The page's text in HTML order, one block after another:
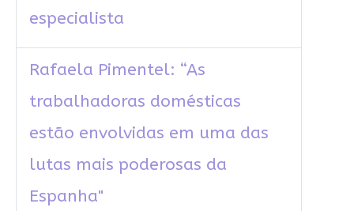
especialista
Rafaela Pimentel: “As
trabalhadoras domésticas
estão envolvidas em uma das
lutas mais poderosas da
Espanha"